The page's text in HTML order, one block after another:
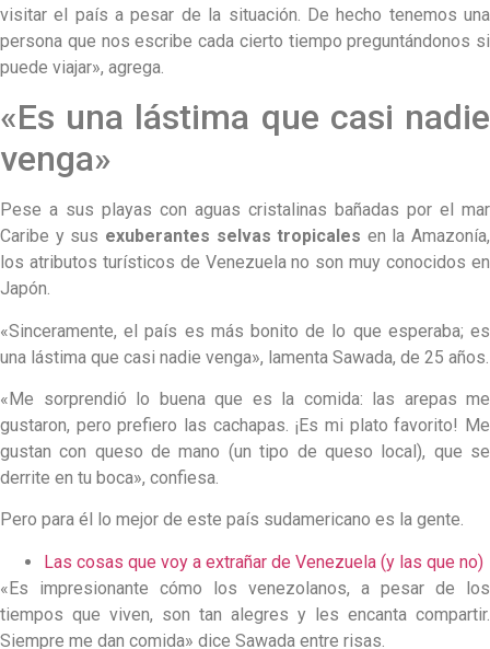
visitar el país a pesar de la situación. De hecho tenemos una
persona que nos escribe cada cierto tiempo preguntándonos si
puede viajar», agrega.
«Es una lástima que casi nadie
venga»
Pese a sus playas con aguas cristalinas bañadas por el mar
Caribe y sus exuberantes selvas tropicales en la Amazonía,
los atributos turísticos de Venezuela no son muy conocidos en
Japón.
«Sinceramente, el país es más bonito de lo que esperaba; es
una lástima que casi nadie venga», lamenta Sawada, de 25 años.
«Me sorprendió lo buena que es la comida: las arepas me
gustaron, pero prefiero las cachapas. ¡Es mi plato favorito! Me
gustan con queso de mano (un tipo de queso local), que se
derrite en tu boca», confiesa.
Pero para él lo mejor de este país sudamericano es la gente.
Las cosas que voy a extrañar de Venezuela (y las que no)
«Es impresionante cómo los venezolanos, a pesar de los
tiempos que viven, son tan alegres y les encanta compartir.
Siempre me dan comida» dice Sawada entre risas.